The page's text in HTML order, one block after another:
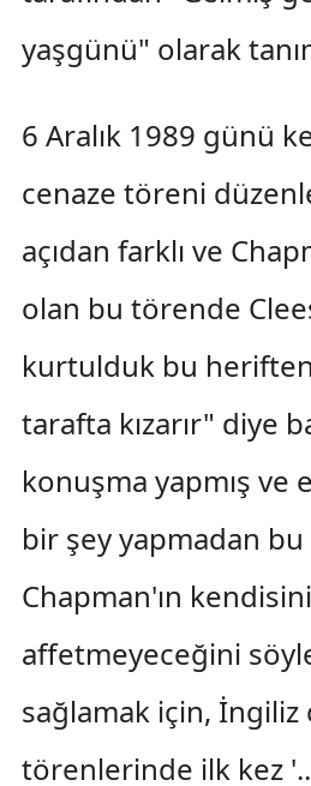
yaşgünü" olarak
6 Aralık 1989 günü
cenaze töreni
açıdan farklı ve
olan bu törende
kurtulduk bu
tarafta kızarır" diye
konuşma yapmış ve
bir şey yapmadan
Chapman'ın kendisini
affetmeyeceğini
sağlamak için, İngiliz
törenlerinde ilk kez